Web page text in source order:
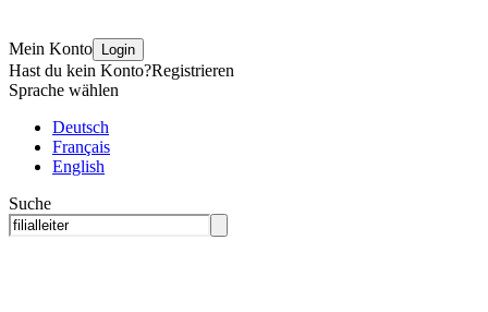
Mein Konto Login
Hast du kein Konto?Registrieren
Sprache wählen
Deutsch
Français
English
Suche